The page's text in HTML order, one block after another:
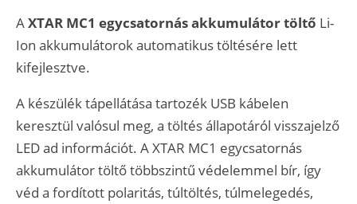
AXTAR MC1 egycsatornás akkumulátor töltő Li-
Ion akkumulátorok automatikus töltésére lett
kifejlesztve.
A készülék tápellátása tartozék USB kábelen
keresztül valósul meg, a töltés állapotáról visszajelző
LED ad információt. A XTAR MC1 egycsatornás
akkumulátor töltő többszintű védelemmel bír, így
véd a fordított polaritás, túltöltés, túlmelegedés,